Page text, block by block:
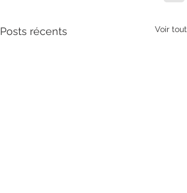
Posts récents Voir tout